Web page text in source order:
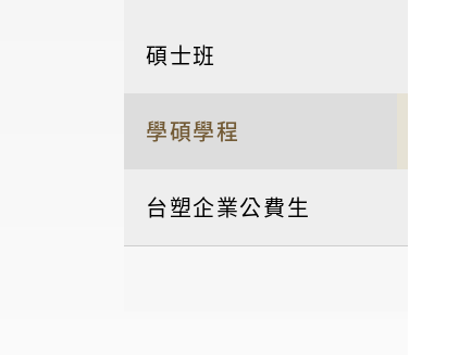
碩士班
學碩學程
台塑企業公費生